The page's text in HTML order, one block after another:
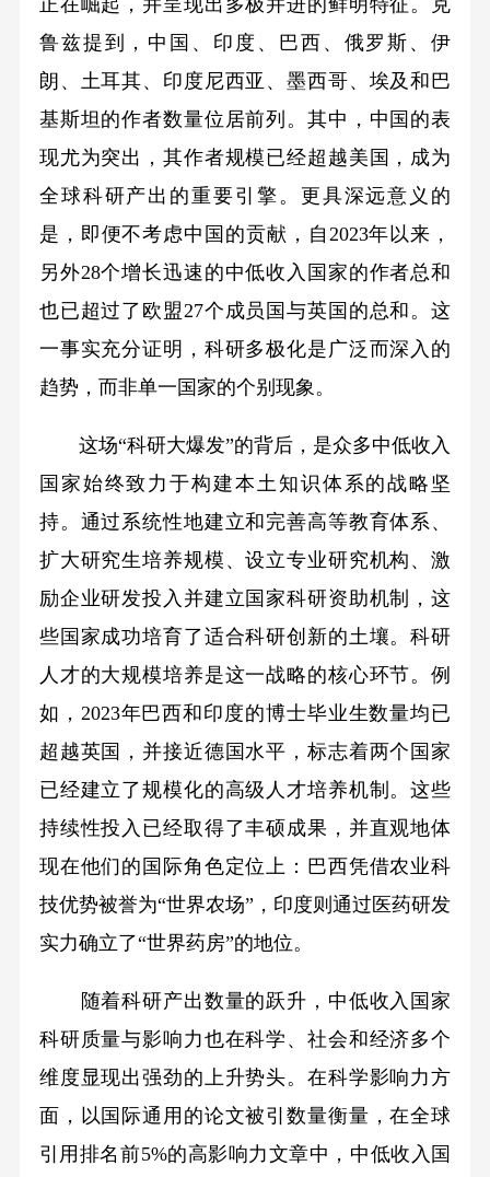
正在崛起，并呈现出多极并进的鲜明特征。克
鲁兹提到，中国、印度、巴西、俄罗斯、伊
朗、土耳其、印度尼西亚、墨西哥、埃及和巴
基斯坦的作者数量位居前列。其中，中国的表
现尤为突出，其作者规模已经超越美国，成为
全球科研产出的重要引擎。更具深远意义的
是，即便不考虑中国的贡献，自2023年以来，
另外28个增长迅速的中低收入国家的作者总和
也已超过了欧盟27个成员国与英国的总和。这
一事实充分证明，科研多极化是广泛而深入的
趋势，而非单一国家的个别现象。
这场“科研大爆发”的背后，是众多中低收入
国家始终致力于构建本土知识体系的战略坚
持。通过系统性地建立和完善高等教育体系、
扩大研究生培养规模、设立专业研究机构、激
励企业研发投入并建立国家科研资助机制，这
些国家成功培育了适合科研创新的土壤。科研
人才的大规模培养是这一战略的核心环节。例
如，2023年巴西和印度的博士毕业生数量均已
超越英国，并接近德国水平，标志着两个国家
已经建立了规模化的高级人才培养机制。这些
持续性投入已经取得了丰硕成果，并直观地体
现在他们的国际角色定位上：巴西凭借农业科
技优势被誉为“世界农场”，印度则通过医药研发
实力确立了“世界药房”的地位。
随着科研产出数量的跃升，中低收入国家
科研质量与影响力也在科学、社会和经济多个
维度显现出强劲的上升势头。在科学影响力方
面，以国际通用的论文被引数量衡量，在全球
引用排名前5%的高影响力文章中，中低收入国